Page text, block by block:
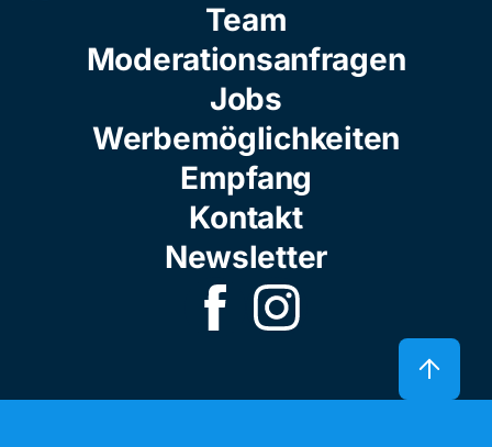
Team
Moderationsanfragen
Jobs
Werbemöglichkeiten
Empfang
Kontakt
Newsletter